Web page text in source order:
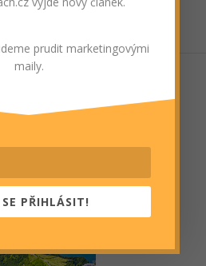
prudit marketingovými
maily.
SE PŘIHLÁSIT!